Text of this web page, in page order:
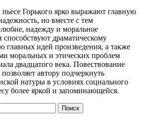
Горького ярко выражают главную
но вместе с тем
надежду и моральное
драматическому
главных идей произведения, а также
моральных и этических проблем
двадцатого века. Повествование
автору подчеркнуть
натуры в условиях социального
более яркой и запоминающейся.
Поиск